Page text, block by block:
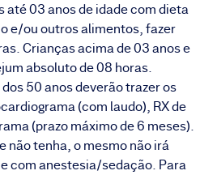
até 03 anos de idade com dieta
e/ou outros alimentos, fazer
Crianças acima de 03 anos e
absoluto de 08 horas.
50 anos deverão trazer os
(com laudo), RX de
(prazo máximo de 6 meses).
não tenha, o mesmo não irá
com anestesia/sedação. Para